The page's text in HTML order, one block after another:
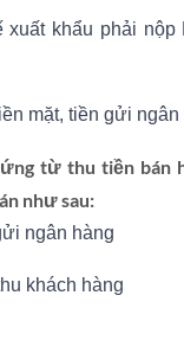
xuất khẩu phải nộp
mặt, tiền gửi ngân
từ thu tiền bán
như sau:
ngân hàng
khách hàng